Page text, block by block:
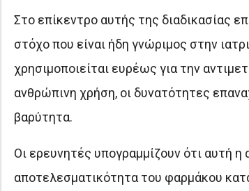
Στο επίκεντρο αυτής της διαδικασίας
στόχο που είναι ήδη γνώριμος στην
χρησιμοποιείται ευρέως για την
ανθρώπινη χρήση, οι δυνατότητες
βαρύτητα.
Οι ερευνητές υπογραμμίζουν ότι αυτή
αποτελεσματικότητα του φαρμάκου